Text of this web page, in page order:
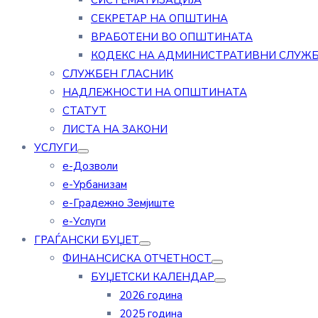
СЕКРЕТАР НА ОПШТИНА
ВРАБОТЕНИ ВО ОПШТИНАТА
КОДЕКС НА АДМИНИСТРАТИВНИ
СЛУЖБЕН ГЛАСНИК
НАДЛЕЖНОСТИ НА ОПШТИНАТА
СТАТУТ
ЛИСТА НА ЗАКОНИ
УСЛУГИ
е-Дозволи
е-Урбанизам
е-Градежно Земјиште
е-Услуги
ГРАЃАНСКИ БУЏЕТ
ФИНАНСИСКА ОТЧЕТНОСТ
БУЏЕТСКИ КАЛЕНДАР
2026 година
2025 година